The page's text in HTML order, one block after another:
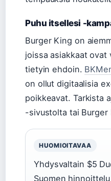
Puhu itsellesi -
Burger King on
joissa asiakkaat ovat
tietyin ehdoin.
on ollut digitaalisia
poikkeavat. Tarkista
-sivustolta tai
HUOMIOITAVAA
Yhdysvaltain $5
Suomen